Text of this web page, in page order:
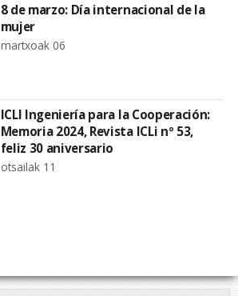
8 de marzo: Día internacional de la
mujer
martxoak 06
ICLI Ingeniería para la Cooperación:
Memoria 2024, Revista ICLi nº 53,
feliz 30 aniversario
otsailak 11